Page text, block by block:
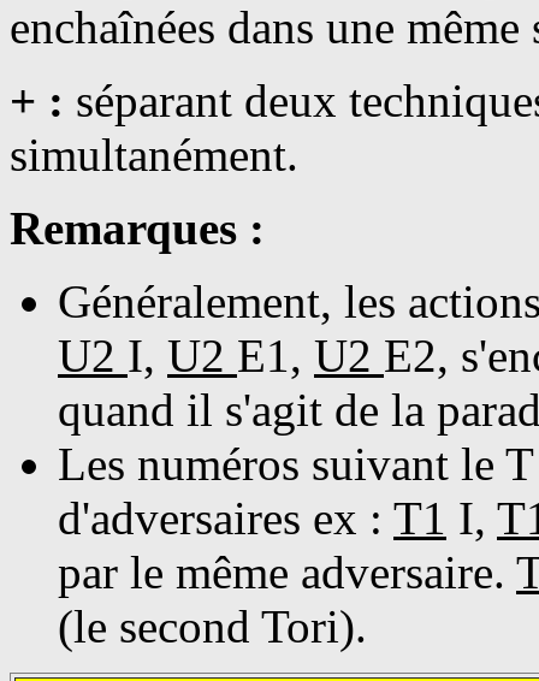
enchaînées dans une même
+ : séparant deux
simultanément.
Remarques :
Généralement, les
U2 I, U2 E1, U2 E2,
quand il s'agit de la
Les numéros suivant le
d'adversaires ex : T1 I,
par le même adversaire.
(le second Tori).